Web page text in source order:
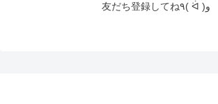
友だち登録してね٩( ᐛ )و